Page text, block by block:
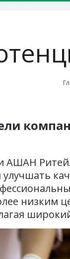
АШАН
улучшать
низким